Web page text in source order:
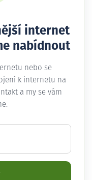
internet
nabídnout
nebo se
k internetu na
a my se vám